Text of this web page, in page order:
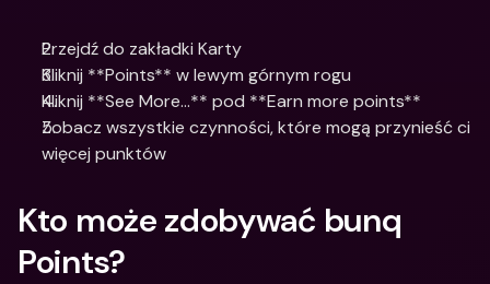
Przejdź do zakładki Karty
Kliknij **Points** w lewym górnym rogu
Kliknij **See More…** pod **Earn more points**
Zobacz wszystkie czynności, które mogą przynieść ci
więcej punktów
Kto może zdobywać bunq
Points?